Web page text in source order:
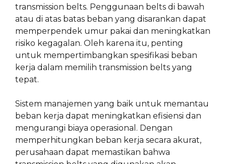
transmission belts. Penggunaan belts di bawah
atau di atas batas beban yang disarankan dapat
memperpendek umur pakai dan meningkatkan
risiko kegagalan. Oleh karena itu, penting
untuk mempertimbangkan spesifikasi beban
kerja dalam memilih transmission belts yang
tepat.
Sistem manajemen yang baik untuk memantau
beban kerja dapat meningkatkan efisiensi dan
mengurangi biaya operasional. Dengan
memperhitungkan beban kerja secara akurat,
perusahaan dapat memastikan bahwa